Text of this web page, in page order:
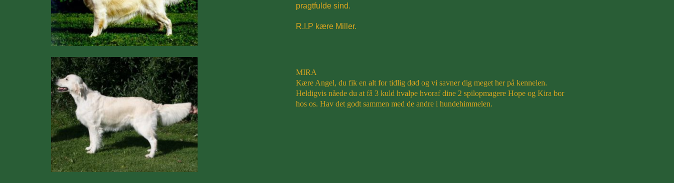
pragtfulde sind.
R.I.P kære Miller.
MIRA
Kære Angel, du fik en alt for tidlig død og vi savner dig meget her på kennelen.
Heldigvis nåede du at få 3 kuld hvalpe hvoraf dine 2 spilopmagere Hope og Kira bor
hos os. Hav det godt sammen med de andre i hundehimmelen.